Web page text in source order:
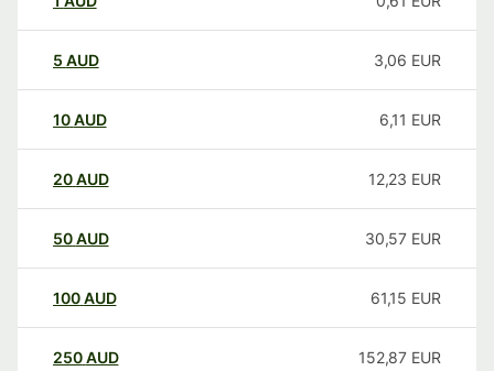
5 AUD 3,06 EUR
10AUD 6,11 EUR
20AUD 12,23 EUR
50AUD 30,57 EUR
100AUD 61,15 EUR
250AUD 152,87 EUR